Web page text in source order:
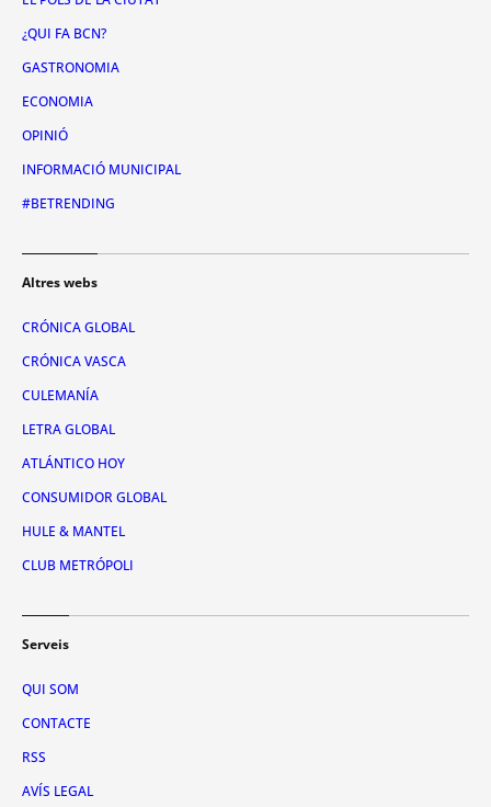
¿QUI FA BCN?
GASTRONOMIA
ECONOMIA
OPINIÓ
INFORMACIÓ MUNICIPAL
#BETRENDING
Altres webs
CRÓNICA GLOBAL
CRÓNICA VASCA
CULEMANÍA
LETRA GLOBAL
ATLÁNTICO HOY
CONSUMIDOR GLOBAL
HULE & MANTEL
CLUB METRÓPOLI
Serveis
QUI SOM
CONTACTE
RSS
AVÍS LEGAL